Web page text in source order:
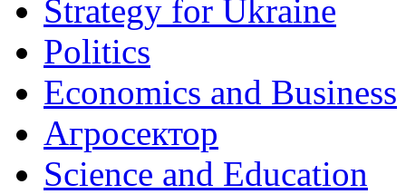
Strategy for Ukraine
Politics
Economics and Business
Агросектор
Science and Education